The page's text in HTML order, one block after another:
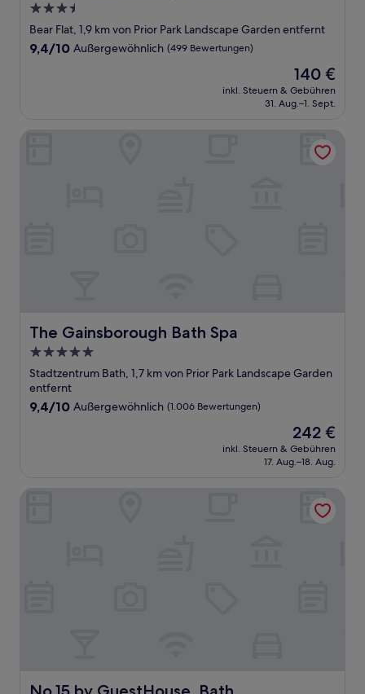
3.5-
Sterne-
Unterkunft
Bear Flat, 1,9 km von Prior Park Landscape Garden entfernt
9.4
9,4/10 Außergewöhnlich (499 Bewertungen)
Der
Preis
beträgt
140 €
inkl. Steuern & Gebühren
31. Aug.–1. Sept.
The Gainsborough Bath Spa
The Gainsborough Bath Spa
5.0-
Sterne-
Unterkunft
Stadtzentrum Bath, 1,7 km von Prior Park Landscape Garden
entfernt
9.4
9,4/10 Außergewöhnlich (1.006 Bewertungen)
Der
Preis
beträgt
242 €
inkl. Steuern & Gebühren
17. Aug.–18. Aug.
No.15 by GuestHouse, Bath